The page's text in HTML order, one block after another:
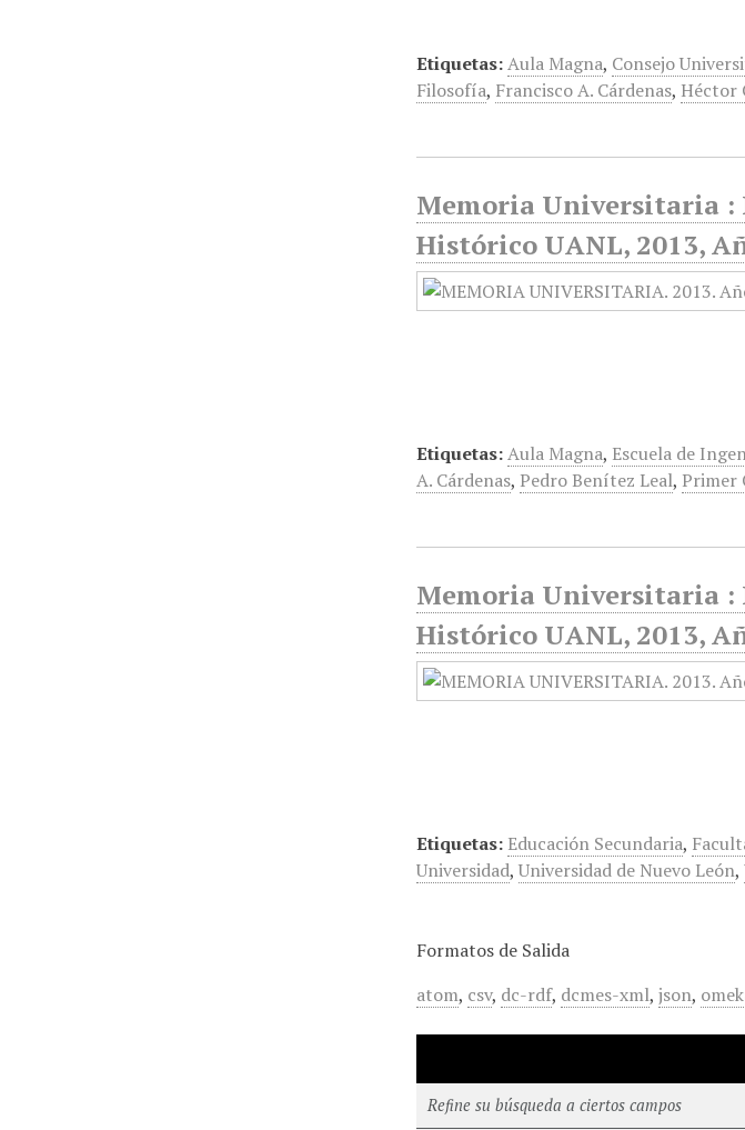
Etiquetas:Aula Magna, Consejo
Filosofía, Francisco A. Cárdenas, Héctor
Memoria Universitaria :
Histórico UANL, 2013,
Etiquetas:Aula Magna, Escuela de
A. Cárdenas, Pedro Benítez Leal, Primer
Memoria Universitaria :
Histórico UANL, 2013,
Etiquetas: Educación Secundaria,
Universidad,Universidad de Nuevo León,
Formatos de Salida
atom, csv, dc-rdf, dcmes-xml,json,
Refine su búsqueda a ciertos campos